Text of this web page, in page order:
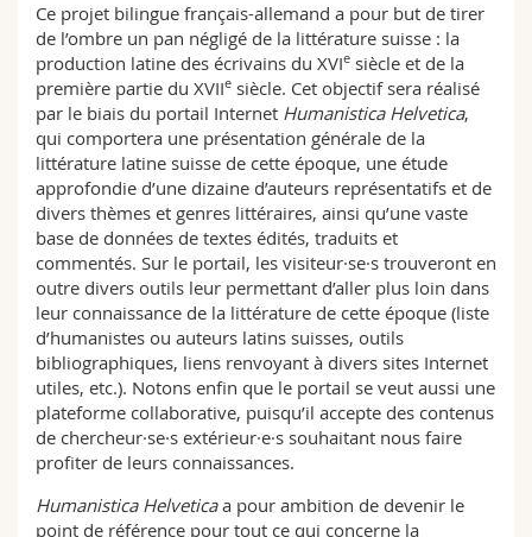
Ce projet bilingue français-allemand a pour but de tirer
de l’ombre un pan négligé de la littérature suisse : la
production latine des écrivains du XVIe siècle et de la
première partie du XVIIe siècle. Cet objectif sera réalisé
par le biais du portail Internet Humanistica Helvetica,
qui comportera une présentation générale de la
littérature latine suisse de cette époque, une étude
approfondie d’une dizaine d’auteurs représentatifs et de
divers thèmes et genres littéraires, ainsi qu’une vaste
base de données de textes édités, traduits et
commentés. Sur le portail, les visiteur·se·s trouveront en
outre divers outils leur permettant d’aller plus loin dans
leur connaissance de la littérature de cette époque (liste
d’humanistes ou auteurs latins suisses, outils
bibliographiques, liens renvoyant à divers sites Internet
utiles, etc.). Notons enfin que le portail se veut aussi une
plateforme collaborative, puisqu’il accepte des contenus
de chercheur·se·s extérieur·e·s souhaitant nous faire
profiter de leurs connaissances.
Humanistica Helveticaa pour ambition de devenir le
point de référence pour tout ce qui concerne la